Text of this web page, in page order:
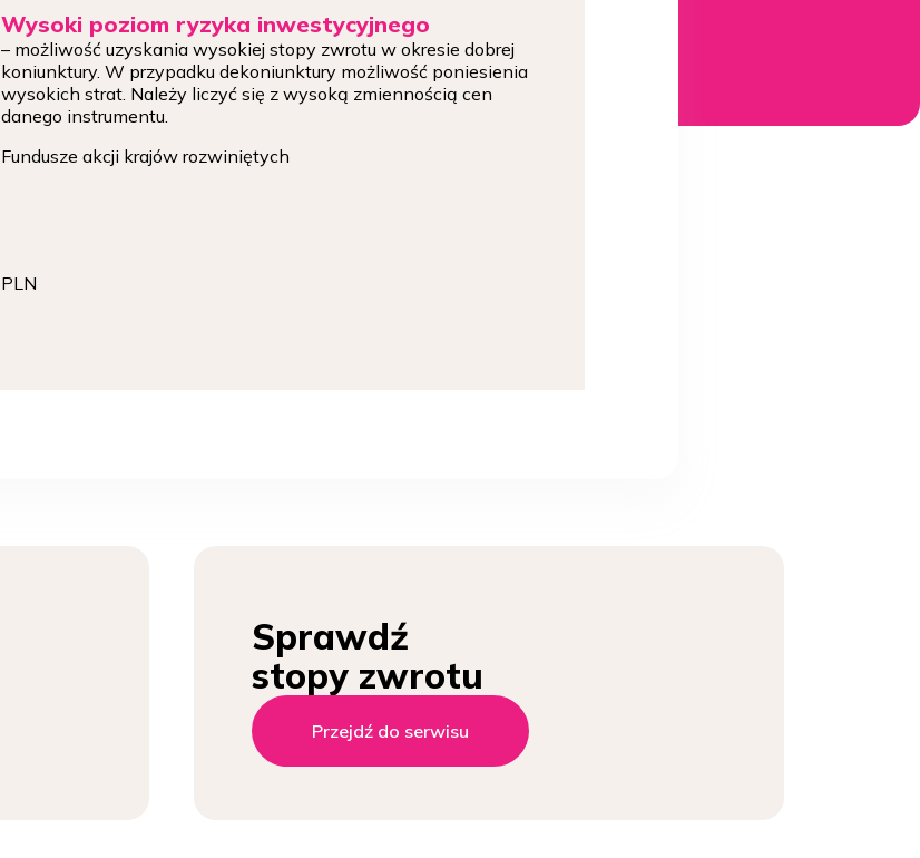
Wysoki poziom ryzyka inwestycyjnego
– możliwość uzyskania wysokiej stopy zwrotu w okresie dobrej
koniunktury. W przypadku dekoniunktury możliwość poniesienia
wysokich strat. Należy liczyć się z wysoką zmiennością cen
danego instrumentu.
Fundusze akcji krajów rozwiniętych
PLN
Sprawdź
stopy zwrotu
Przejdź do serwisu